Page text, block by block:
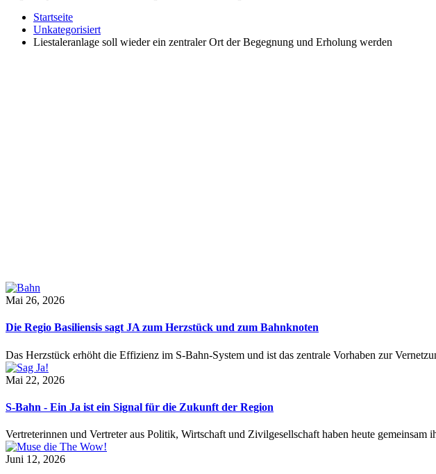
Startseite
Unkategorisiert
Liestaleranlage soll wieder ein zentraler Ort der Begegnung und Erholung werden
Mai 26, 2026
Die Regio Basiliensis sagt JA zum Herzstück und zum Bahnknoten
Das Herzstück erhöht die Effizienz im S-Bahn-System und ist das zentrale Vorhaben zur
Mai 22, 2026
S-Bahn - Ein Ja ist ein Signal für die Zukunft der Region
Vertreterinnen und Vertreter aus Politik, Wirtschaft und Zivilgesellschaft haben heute
Juni 12, 2026